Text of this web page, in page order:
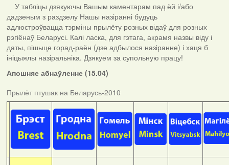
У табліцы дзякуючы Вашым каментарам пад ёй і/або
дадзеным з раздзелу Нашы назіранні будуць
адлюстроўвацца тэрміны прылёту розных відаў для розных
рэгіёнаў Беларусі. Калі ласка, для гэтага, акрамя назвы віду і
даты, пішыце горад-раён (дзе адбылося назіранне) і хаця б
ініцыялы назіральніка. Дзякуем за супольную працу!
Апошняе абнаўленне (15.04)
Прылёт птушак на Беларусь-2010